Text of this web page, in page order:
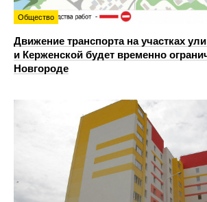
Общество
Движение транспорта на участках
и Керженской будет временно
Новгороде